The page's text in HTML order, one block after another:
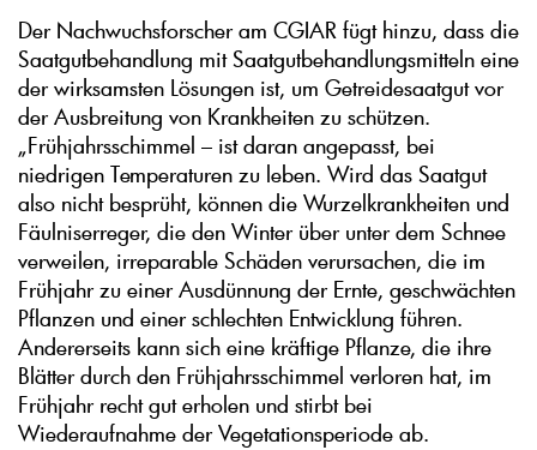
Der Nachwuchsforscher am CGIAR fügt hinzu, dass die
Saatgutbehandlung mit Saatgutbehandlungsmitteln eine
der wirksamsten Lösungen ist, um Getreidesaatgut vor
der Ausbreitung von Krankheiten zu schützen.
„Frühjahrsschimmel – ist daran angepasst, bei
niedrigen Temperaturen zu leben. Wird das Saatgut
also nicht besprüht, können die Wurzelkrankheiten und
Fäulniserreger, die den Winter über unter dem Schnee
verweilen, irreparable Schäden verursachen, die im
Frühjahr zu einer Ausdünnung der Ernte, geschwächten
Pflanzen und einer schlechten Entwicklung führen.
Andererseits kann sich eine kräftige Pflanze, die ihre
Blätter durch den Frühjahrsschimmel verloren hat, im
Frühjahr recht gut erholen und stirbt bei
Wiederaufnahme der Vegetationsperiode ab.